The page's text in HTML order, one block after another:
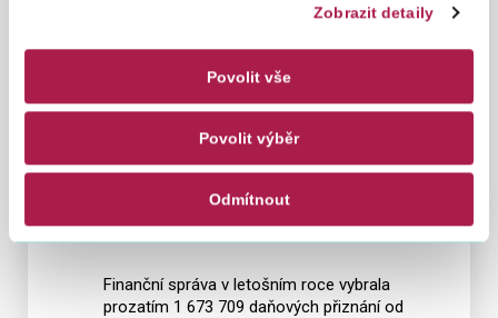
Zobrazit detaily
Povolit vše
Povolit výběr
Odmítnout
kompenzační bonus mohli žádat OSVČ,
společníci s. r. o. a dohodáři, jejichž tržby
poklesly minimálně o 30 % oproti
tato období vyřídila celkem 140 280 žádostí a
vyplatila bonusy v hodnotě 4 125 302 802 Kč.
Finanční správa dosud vybrala 1 881
682 daňových přiznání
4. 4. 2022
Finanční správa v letošním roce vybrala
prozatím 1 673 709 daňových přiznání od